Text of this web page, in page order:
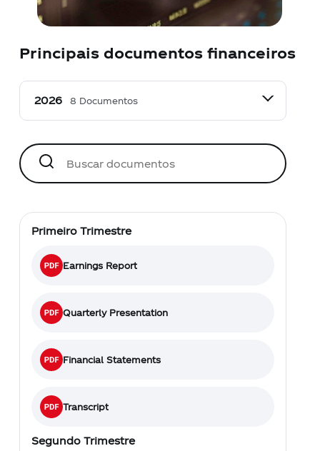
Principais documentos financeiros
8 Documentos
Primeiro Trimestre
Earnings Report
Quarterly Presentation
Financial Statements
Transcript
Segundo Trimestre